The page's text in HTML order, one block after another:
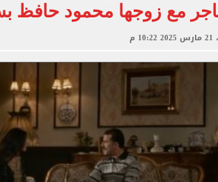
الاتحاد التركي يمنح طرابزون سبور رخصة
مع زوجها محمود حافظ
م